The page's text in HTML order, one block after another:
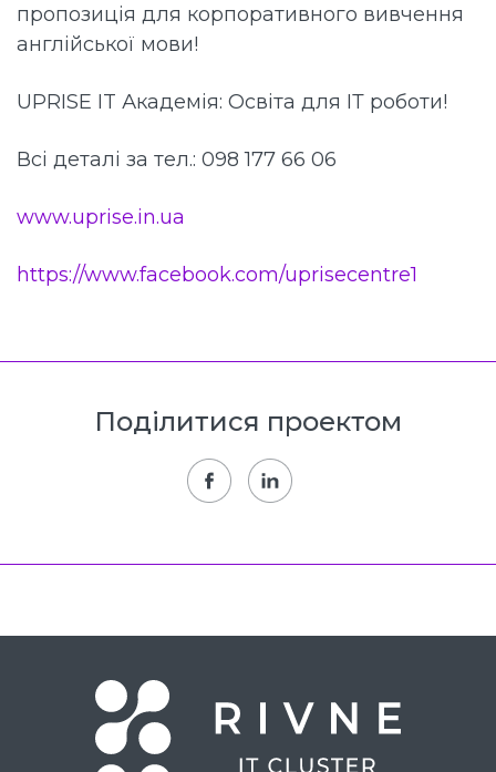
пропозиція для корпоративного вивчення
англійської мови!
UPRISE IT Академія: Освіта для ІТ роботи!
Всі деталі за тел.: 098 177 66 06
www.uprise.in.ua
https://www.facebook.com/uprisecentre1
Поділитися проектом